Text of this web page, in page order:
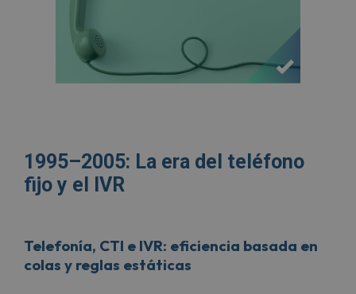
1995–2005: La era del teléfono
fijo y el IVR
Telefonía, CTI e IVR: eficiencia basada en
colas y reglas estáticas